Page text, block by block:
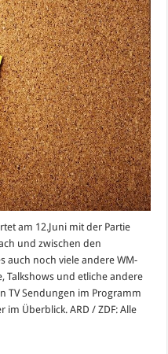
2014:
Alle
TV
Sendungen
zur
WM
im
deutschen
Fernsehen
im
Überblick
am 12.Juni mit der Partie
und zwischen den
auch noch viele andere WM-
Talkshows und etliche andere
TV Sendungen im Programm
im Überblick. ARD / ZDF: Alle